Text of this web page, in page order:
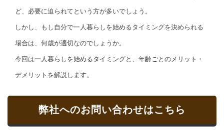
ど、必要に迫られてという方が多いでしょう。
しかし、もし自分で一人暮らしを始めるタイミングを決められる
場合は、何歳が適切なのでしょうか。
今回は一人暮らしを始めるタイミングと、年齢ごとのメリット・
デメリットを解説します。
弊社へのお問い合わせはこちら